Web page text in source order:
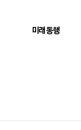
미래동행